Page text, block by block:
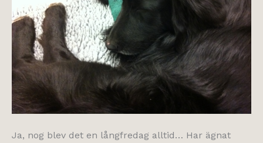
Ja, nog blev det en långfredag alltid… Har ägnat